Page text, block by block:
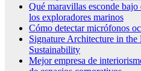
Qué maravillas esconde
los exploradores marinos
Cómo detectar micrófonos
Signature Architecture in the
Sustainability
Mejor empresa de